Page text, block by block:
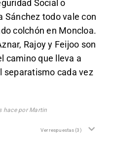
Social o
Sánchez todo vale con
colchón en Moncloa.
Rajoy y Feijoo son
camino que lleva a
separatismo cada vez
hace por Martin
Ver respuestas(3)